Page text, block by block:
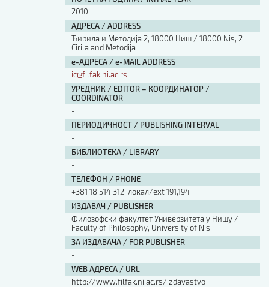
2010
АДРЕСА / ADDRESS
Ћирила и Методија 2, 18000 Ниш / 18000 Nis, 2
Cirila and Metodija
е-АДРЕСА / e-MAIL ADDRESS
ic@filfak.ni.ac.rs
УРЕДНИК / EDITOR – КООРДИНАТОР /
COORDINATOR
-
ПЕРИОДИЧНОСТ / PUBLISHING INTERVAL
-
БИБЛИОТЕКА / LIBRARY
-
ТЕЛЕФОН / PHONE
+381 18 514 312, локал/ext 191,194
ИЗДАВАЧ / PUBLISHER
Филозофски факултет Универзитета у Нишу /
Faculty of Philosophy, University of Nis
ЗА ИЗДАВАЧА / FOR PUBLISHER
-
WEB АДРЕСА / URL
http://www.filfak.ni.ac.rs/izdavastvo